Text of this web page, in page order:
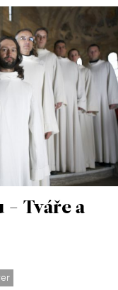
- Tváře a